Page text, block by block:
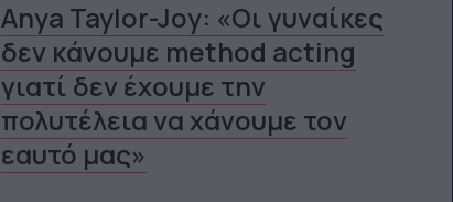
Anya Taylor-Joy: «Οι γυναίκες
δεν κάνουμε method acting
γιατί δεν έχουμε την
πολυτέλεια να χάνουμε τον
εαυτό μας»